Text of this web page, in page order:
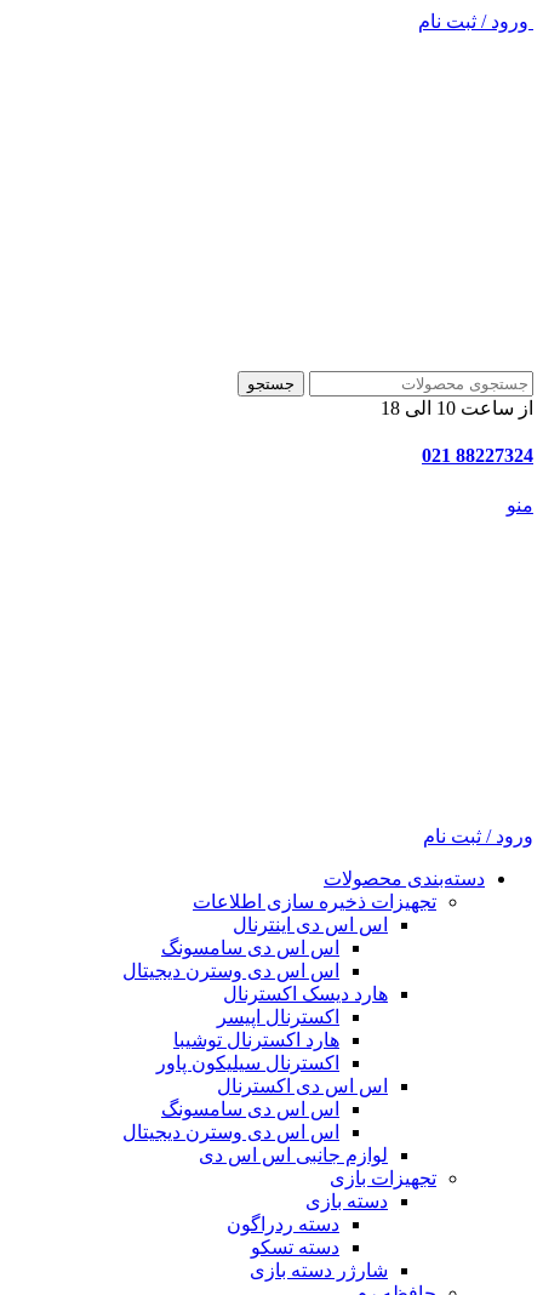
ورود / ثبت نام
جستجو
از ساعت 10 الی 18
88227324 021
منو
ورود / ثبت نام
دسته‌بندی محصولات
تجهیزات ذخیره سازی اطلاعات
اس اس دی اینترنال
اس اس دی سامسونگ
اس اس دی وسترن دیجیتال
هارد دیسک اکسترنال
اکسترنال اپیسر
هارد اکسترنال توشیبا
اکسترنال سیلیکون پاور
اس اس دی اکسترنال
اس اس دی سامسونگ
اس اس دی وسترن دیجیتال
لوازم جانبی اس اس دی
تجهیزات بازی
دسته بازی
دسته ردراگون
دسته تسکو
شارژر دسته بازی